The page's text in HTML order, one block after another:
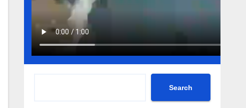
Search